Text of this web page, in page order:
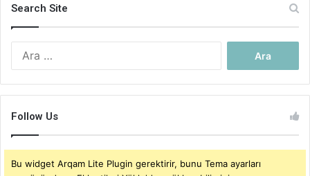
Search Site
Follow Us
Bu widget Arqam Lite Plugin gerektirir, bunu Tema ayarları